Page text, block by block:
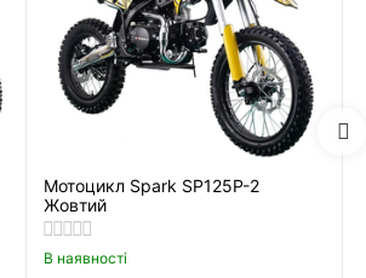
Мотоцикл Spark SP125P-2
Жовтий
В наявності